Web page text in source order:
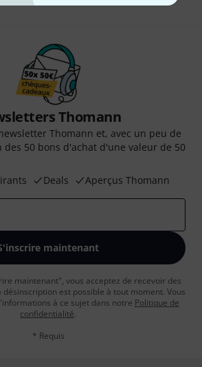
Thomann
Thomann et, avec un peu de
des 50 bons d'achat d'une valeur de 50
Deals Aperçus Thomann
maintenant
maintenant", vous acceptez de recevoir des
est possible à tout moment. Vous
à ce sujet dans notre Politique de
confidentialité.
* Requis